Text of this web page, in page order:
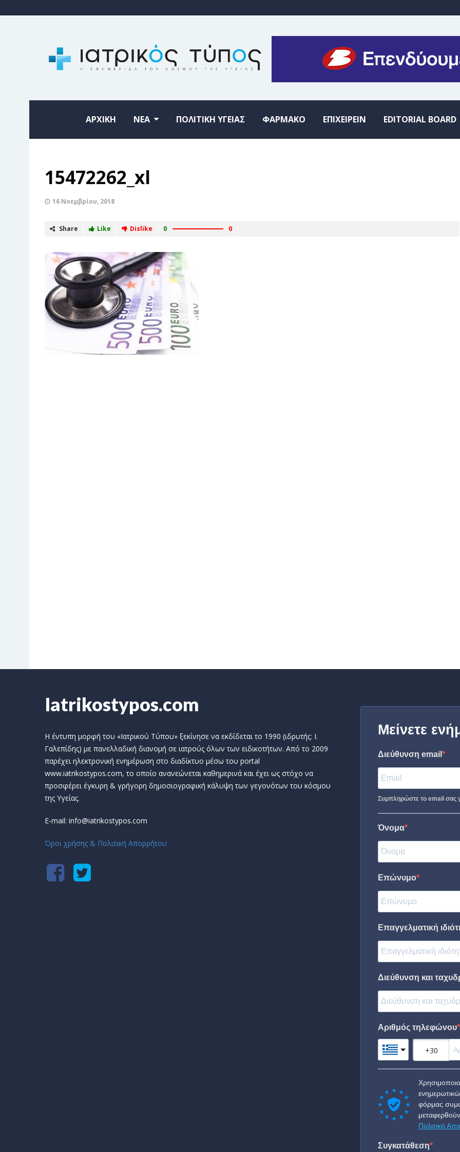
ΑΡΧΙΚΗ ΝΕΑ ΠΟΛΙΤΙΚΗ ΥΓΕΙΑΣ ΦΑΡΜΑΚΟ ΕΠΙΧΕΙΡΕΙΝ EDITORIAL BOARD
15472262_xl
16 Νοεμβρίου, 2018
Share Like Dislike 0 0
Iatrikostypos.com
Η έντυπη μορφή του «Ιατρικού Τύπου» ξεκίνησε να εκδίδεται το 1990 (ιδρυτής: Ι.
Γαλεπίδης) με πανελλαδική διανομή σε ιατρούς όλων των ειδικοτήτων. Από το 2009
παρέχει ηλεκτρονική ενημέρωση στο διαδίκτυο μέσω του portal
www.iatrikostypos.com, το οποίο ανανεώνεται καθημερινά και έχει ως στόχο να
προσφέρει έγκυρη & γρήγορη δημοσιογραφική κάλυψη των γεγονότων του κόσμου
της Υγείας.
E-mail: info@iatrikostypos.com
Όροι χρήσης & Πολιτική Απορρήτου
Μείνετε
Διεύθυνση email
Συμπληρώστε το email σας
Όνομα
Επώνυμο
Επαγγελματική
Διεύθυνση και
Αριθμός τηλεφώνου
φόρμας
Πολιτική
Συγκατάθεση